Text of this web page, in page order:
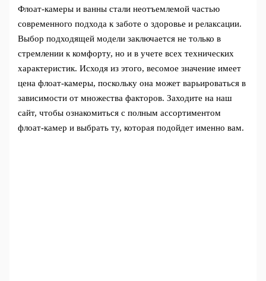
Флоат-камеры и ванны стали неотъемлемой частью
современного подхода к заботе о здоровье и релаксации.
Выбор подходящей модели заключается не только в
стремлении к комфорту, но и в учете всех технических
характеристик. Исходя из этого, весомое значение имеет
цена флоат-камеры, поскольку она может варьироваться в
зависимости от множества факторов. Заходите на наш
сайт, чтобы ознакомиться с полным ассортиментом
флоат-камер и выбрать ту, которая подойдет именно вам.